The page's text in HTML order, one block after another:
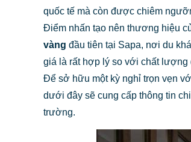
quốc tế mà còn được chiêm
Điểm nhấn tạo nên thương hiệu
vàng đầu tiên tại Sapa, nơi du
giá là rất hợp lý so với chất lượng
Để sở hữu một kỳ nghỉ trọn vẹn
dưới đây sẽ cung cấp thông tin
trường.